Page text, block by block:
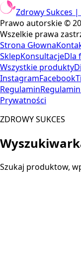
Zdrowy Sukces
Prawo autorskie ©
Wszelkie prawa
Strona Głowna
SklepKonsultacjeDla
Wszystkie produkty
InstagramFacebook
Regulamin
Prywatności
ZDROWY SUKCES
Szukaj produktow,